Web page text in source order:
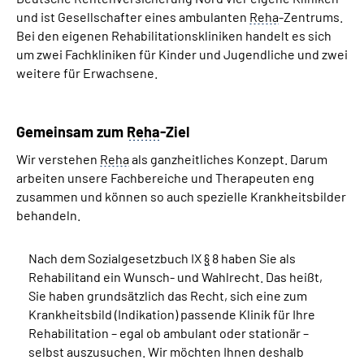
Suche
und ist Gesellschafter eines ambulanten Reha-Zentrums.
Bei den eigenen Rehabilitationskliniken handelt es sich
um zwei Fachkliniken für Kinder und Jugendliche und zwei
weitere für Erwachsene.
Gemeinsam zum Reha-Ziel
Wir verstehen Rehaals ganzheitliches Konzept. Darum
arbeiten unsere Fachbereiche und Therapeuten eng
zusammen und können so auch spezielle Krankheitsbilder
behandeln.
Nach dem Sozialgesetzbuch IX§ 8 haben Sie als
Rehabilitand ein Wunsch- und Wahlrecht. Das heißt,
Sie haben grundsätzlich das Recht, sich eine zum
Krankheitsbild (Indikation) passende Klinik für Ihre
Rehabilitation – egal ob ambulant oder stationär –
selbst auszusuchen. Wir möchten Ihnen deshalb